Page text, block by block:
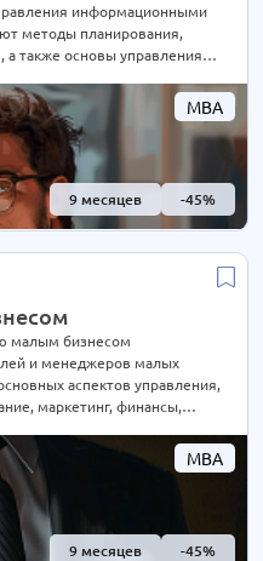
MBA
9 месяцев -45%
информационными
методы планирования,
а также основы управления
бизнес-анализа, управления
Специальный фокус
Agile и Scrum методологий
MBA
9 месяцев -45%
малым бизнесом
и менеджеров малых
аспектов управления,
маркетинг, финансы,
бизнеса, разработки
и развития бизнеса